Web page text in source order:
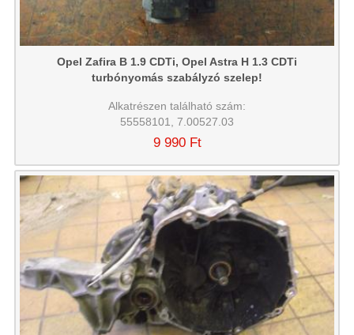
Opel Zafira B 1.9 CDTi, Opel Astra H 1.3 CDTi
turbónyomás szabályzó szelep!
Alkatrészen található szám:
55558101, 7.00527.03
9 990 Ft